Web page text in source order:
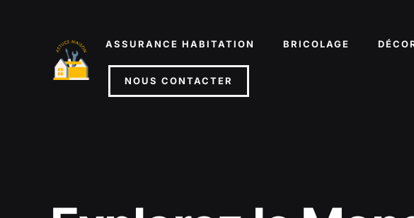
ASSURANCE HABITATION BRICOLAGE
NOUS CONTACTER